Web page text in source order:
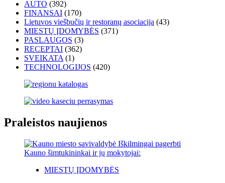
AUTO (392)
FINANSAI (170)
Lietuvos viešbučių ir restoranų asociacija (43)
MIESTŲ ĮDOMYBĖS (371)
PASLAUGOS (3)
RECEPTAI (362)
SVEIKATA (1)
TECHNOLOGIJOS (420)
Praleistos naujienos
MIESTŲ ĮDOMYBĖS